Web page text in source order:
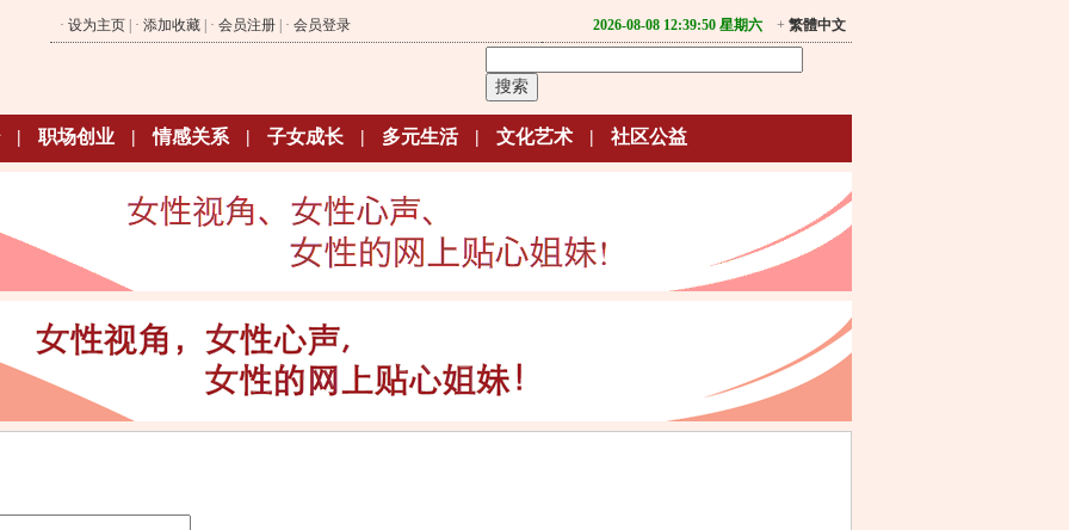
· 设为主页 | · 添加收藏 | · 会员注册 | · 会员登录 2026-08-08 12:39:50 星期六 + 繁體中文
| 职场创业 | 情感关系 | 子女成长 | 多元生活 | 文化艺术 | 社区公益